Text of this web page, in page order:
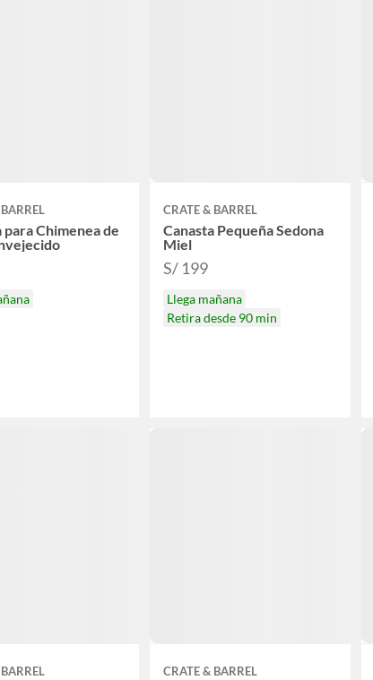
para Chimenea de
CRATE & BARREL
Canasta Pequeña Sedona
Miel
S/ 199
Llega mañana
Retira desde 90 min
CRATE & BARREL